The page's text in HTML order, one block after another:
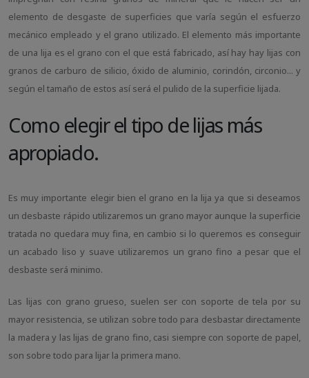
elemento de desgaste de superficies que varía según el esfuerzo
mecánico empleado y el grano utilizado. El elemento más importante
de una lija es el grano con el que está fabricado, así hay hay lijas con
granos de carburo de silicio, óxido de aluminio, corindón, circonio... y
según el tamaño de estos así será el pulido de la superficie lijada.
Como elegir el tipo de lijas más
apropiado.
Es muy importante elegir bien el grano en la lija ya que si deseamos
un desbaste rápido utilizaremos un grano mayor aunque la superficie
tratada no quedara muy fina, en cambio si lo queremos es conseguir
un acabado liso y suave utilizaremos un grano fino a pesar que el
desbaste será minimo.
Las lijas con grano grueso, suelen ser con soporte de tela por su
mayor resistencia, se utilizan sobre todo para desbastar directamente
la madera y las lijas de grano fino, casi siempre con soporte de papel,
son sobre todo para lijar la primera mano.